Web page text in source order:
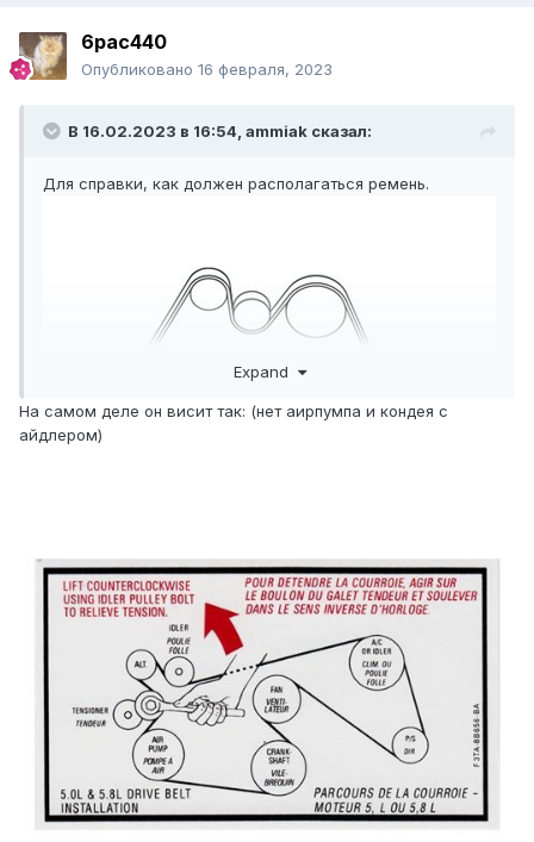
6pac440
Опубликовано 16 февраля, 2023
В 16.02.2023 в 16:54, ammiak сказал:
Для справки, как должен располагаться ремень.
Иногда натяжитель тоже стучать может, да
Expand
На самом деле он висит так: (нет аирпумпа и кондея с
айдлером)